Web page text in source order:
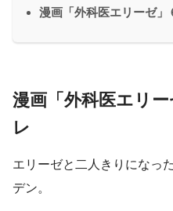
漫画「外科医エリーゼ」
漫画「外科医エリ
レ
エリーゼと二人きりになっ
デン。